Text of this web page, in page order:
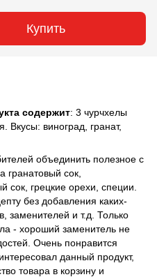
Купить
содержит: 3 чурчхелы
Вкусы: виноград, гранат,
объединить полезное с
гранатовый сок,
сок, грецкие орехи, специи.
без добавления каких-
заменителей и т.д. Только
- хороший заменитель не
Очень понравится
данный продукт,
товара в корзину и